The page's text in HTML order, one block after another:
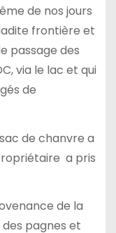
de nos jours
frontière et
passage des
via le lac et qui
de
de chanvre a
a pris
de la
pagnes et